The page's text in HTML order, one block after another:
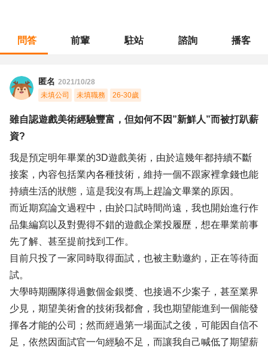
問答 前輩 駐站 諮詢 播客
匿名 2021/10/28
未填公司
未填職務 26-30歲
雖自認遊戲美術經驗豐富，但如何不因”新鮮人”而被打趴薪
資?
我是預定明年畢業的3D遊戲美術，由於這幾年都持續不斷
接案，內容包括業內各種技術，維持一個不跟家裡拿錢也能
持續生活的狀態，這是我沒有馬上趕論文畢業的原因。
而近期寫論文過程中，由於口試時間尚遠，我也開始進行作
品集編寫以及對覺得不錯的遊戲企業投履歷，想在畢業前事
先了解、甚至提前找到工作。
目前只投了一家同時取得面試，也被主動邀約，正在等待面
試。
大學時期團隊得過數個金銀獎、也接過不少案子，甚至業界
少見，期望美術會的技術我都會，我也期望能進到一個能發
揮各才能的公司；然而經過第一場面試之後，可能因自信不
足，依然因面試官一句經驗不足，而讓我自己喊低了期望薪